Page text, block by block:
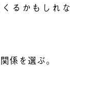
るかもしれな
係を選ぶ。